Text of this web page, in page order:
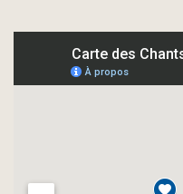
newsletters